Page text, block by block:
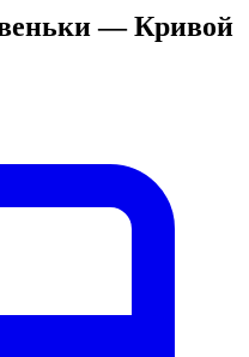
— Кривой